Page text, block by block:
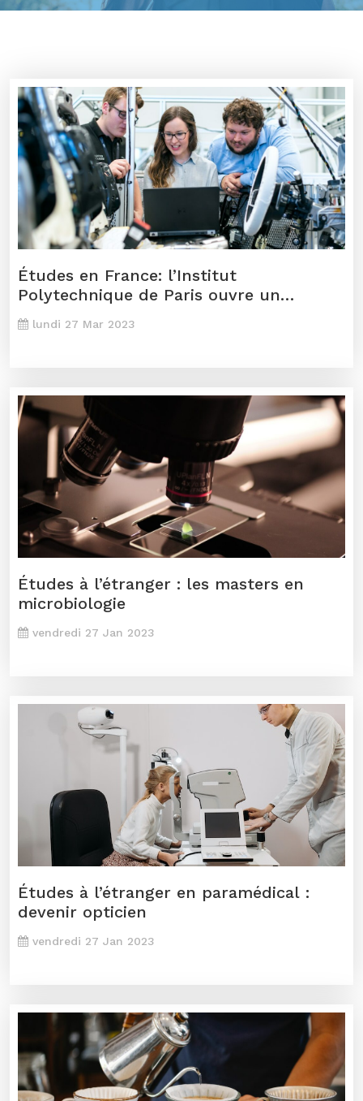
Études en France: l’Institut
Polytechnique de Paris ouvre un
LivingLab en bio-ingénierie
lundi 27 Mar 2023
Études à l’étranger : les masters en
microbiologie
vendredi 27 Jan 2023
Études à l’étranger en paramédical :
devenir opticien
vendredi 27 Jan 2023